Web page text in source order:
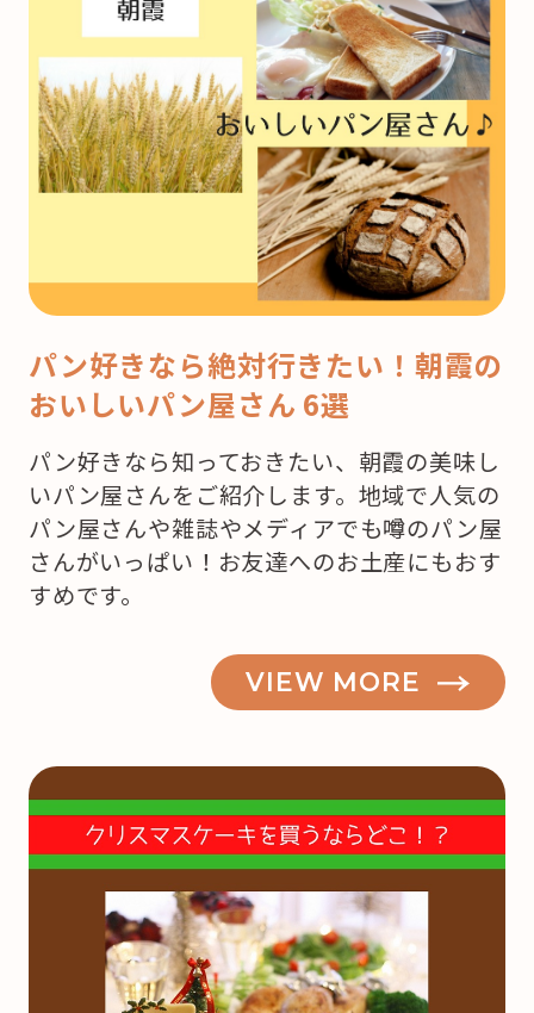
パン好きなら絶対行きたい！朝霞の
おいしいパン屋さん 6選
パン好きなら知っておきたい、朝霞の美味し
いパン屋さんをご紹介します。地域で人気の
パン屋さんや雑誌やメディアでも噂のパン屋
さんがいっぱい！お友達へのお土産にもおす
すめです。
VIEW MORE